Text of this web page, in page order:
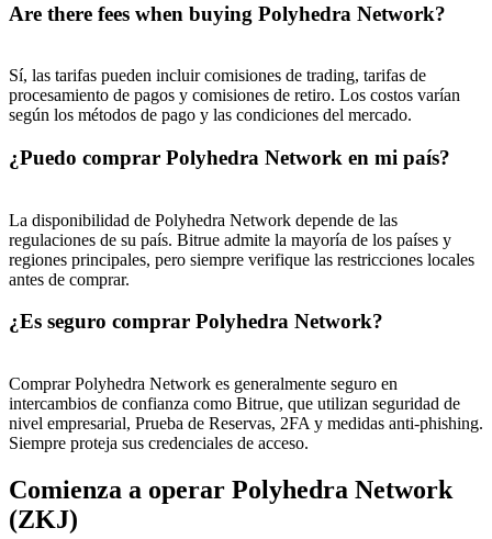
Are there fees when buying Polyhedra Network?
Sí, las tarifas pueden incluir comisiones de trading, tarifas de
procesamiento de pagos y comisiones de retiro. Los costos varían
según los métodos de pago y las condiciones del mercado.
¿Puedo comprar Polyhedra Network en mi país?
La disponibilidad de Polyhedra Network depende de las
regulaciones de su país. Bitrue admite la mayoría de los países y
regiones principales, pero siempre verifique las restricciones locales
antes de comprar.
¿Es seguro comprar Polyhedra Network?
Comprar Polyhedra Network es generalmente seguro en
intercambios de confianza como Bitrue, que utilizan seguridad de
nivel empresarial, Prueba de Reservas, 2FA y medidas anti-phishing.
Siempre proteja sus credenciales de acceso.
Comienza a operar Polyhedra Network
(ZKJ)